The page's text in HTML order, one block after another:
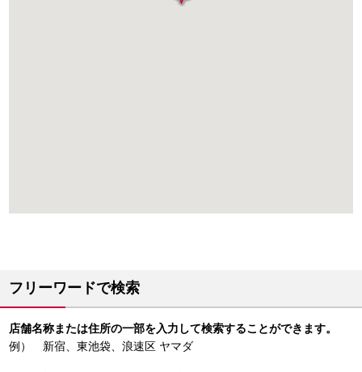
フリーワードで検索
店舗名称または住所の一部を入力して検索することができます。
例） 新宿、東池袋、浪速区 ヤマダ